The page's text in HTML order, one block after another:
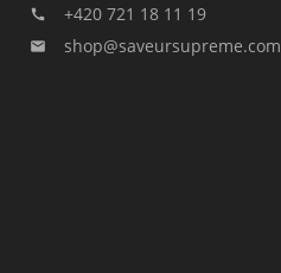
 +420 721 18 11 19
 shop@saveursupreme.com